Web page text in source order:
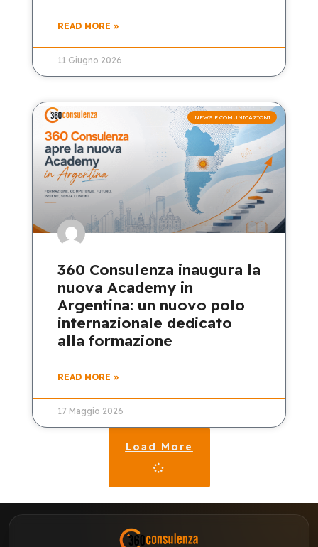
READ MORE »
11 Giugno 2026
NEWS E COMUNICAZIONI
360 Consulenza inaugura la
nuova Academy in
Argentina: un nuovo polo
internazionale dedicato
alla formazione
READ MORE »
17 Maggio 2026
Load More